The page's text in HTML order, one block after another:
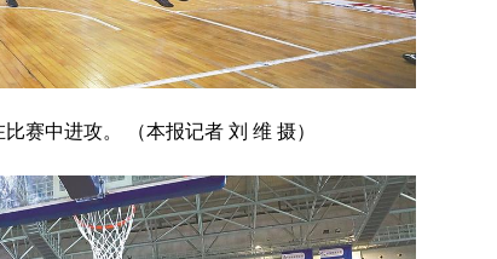
赛中进攻。 （本报记者 刘 维 摄）